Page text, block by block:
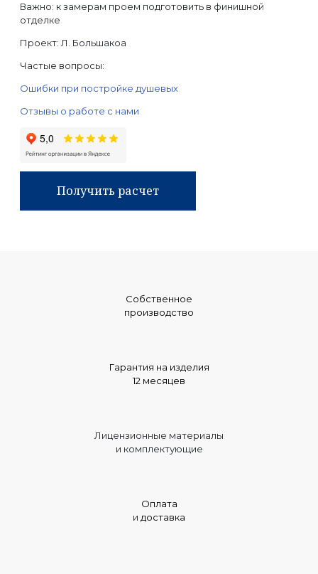
Важно: к замерам проем подготовить в финишной
отделке
Проект: Л. Большакоа
Частые вопросы:
Ошибки при постройке душевых
Отзывы о работе с нами
Получить расчет
Собственное
производство
Гарантия на изделия
12 месяцев
Лицензионные материалы
и комплектующие
Оплата
и доставка